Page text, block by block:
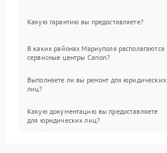
Какую гарантию вы предоставляете?
В каких районах Мариуполя располагаются
сервисные центры Canon?
Выполняете ли вы ремонт для юридических
лиц?
Какую документацию вы предоставляете
для юридических лиц?